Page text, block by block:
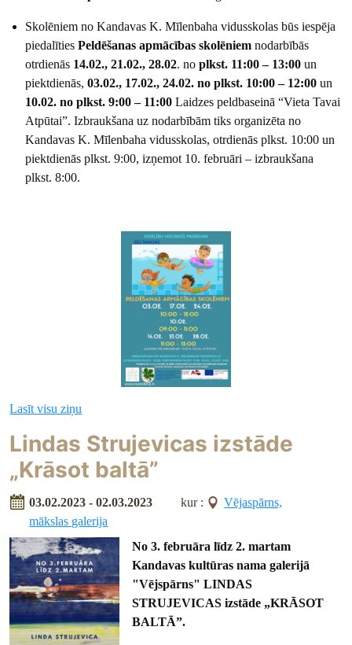
Skolēniem no Kandavas K. Mīlenbaha vidusskolas būs iespēja
piedalītiesPeldēšanas apmācības skolēniemnodarbībās
otrdienās 14.02., 21.02., 28.02. noplkst. 11:00 – 13:00 un
piektdienās, 03.02., 17.02., 24.02. no plkst. 10:00 – 12:00un
10.02. no plkst. 9:00 – 11:00 Laidzes peldbaseinā “Vieta Tavai
Atpūtai”. Izbraukšana uz nodarbībām tiks organizēta no
Kandavas K. Mīlenbaha vidusskolas, otrdienās plkst. 10:00 un
piektdienās plkst. 9:00, izņemot 10. februāri – izbraukšana
plkst. 8:00.
Lasīt visu ziņu
Lindas Strujevicas izstāde
„Krāsot baltā”
03.02.2023 - 02.03.2023 kur :
Vējaspārns,
mākslas galerija
No 3. februāra līdz 2. martam
Kandavas kultūras nama galerijā
"Vējspārns" LINDAS
STRUJEVICAS izstāde „KRĀSOT
BALTĀ”.